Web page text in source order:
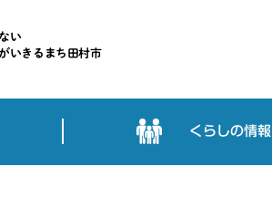
い
いきるまち田村市
くらしの情報